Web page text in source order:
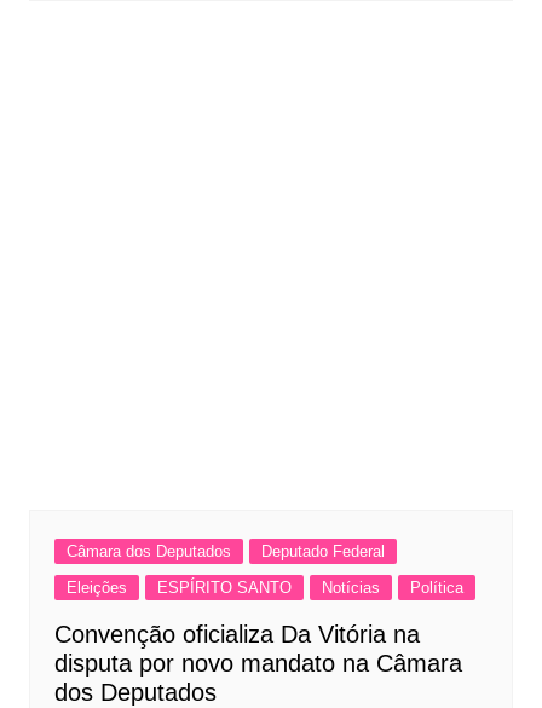
Câmara dos Deputados
Deputado Federal
Eleições
ESPÍRITO SANTO Notícias Política
Convenção oficializa Da Vitória na
disputa por novo mandato na Câmara
dos Deputados